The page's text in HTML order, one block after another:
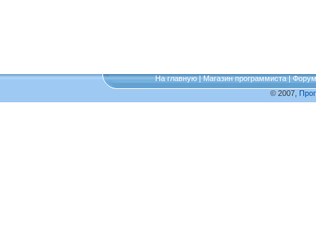
На главную|Магазин программиста|Форум
© 2007,